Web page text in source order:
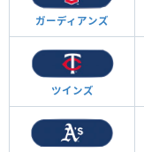
ガーディアンズ
ツインズ